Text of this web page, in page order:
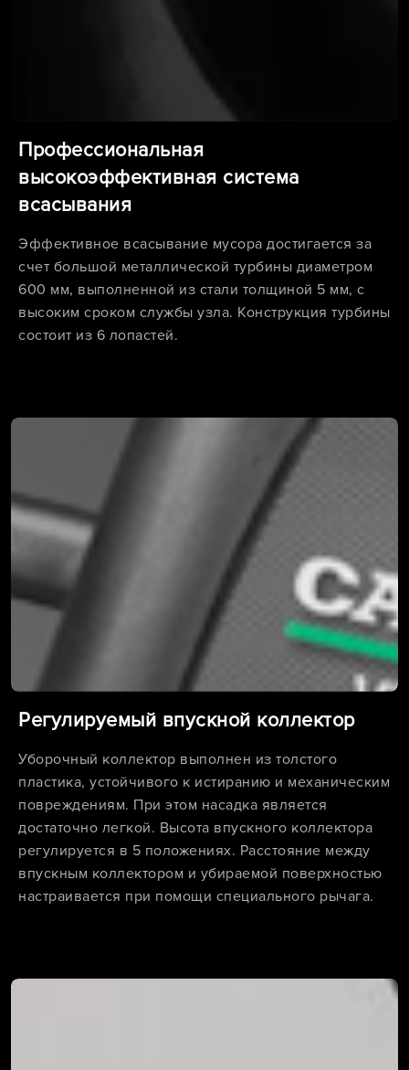
Профессиональная
высокоэффективная система
всасывания
Эффективное всасывание мусора достигается за
счет большой металлической турбины диаметром
600 мм, выполненной из стали толщиной 5 мм, с
высоким сроком службы узла. Конструкция турбины
состоит из 6 лопастей.
Регулируемый впускной коллектор
Уборочный коллектор выполнен из толстого
пластика, устойчивого к истиранию и механическим
повреждениям. При этом насадка является
достаточно легкой. Высота впускного коллектора
регулируется в 5 положениях. Расстояние между
впускным коллектором и убираемой поверхностью
настраивается при помощи специального рычага.